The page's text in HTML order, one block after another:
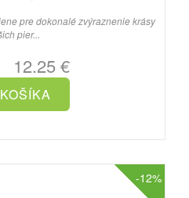
pre dokonalé zvýraznenie krásy
pier...
€
-12%